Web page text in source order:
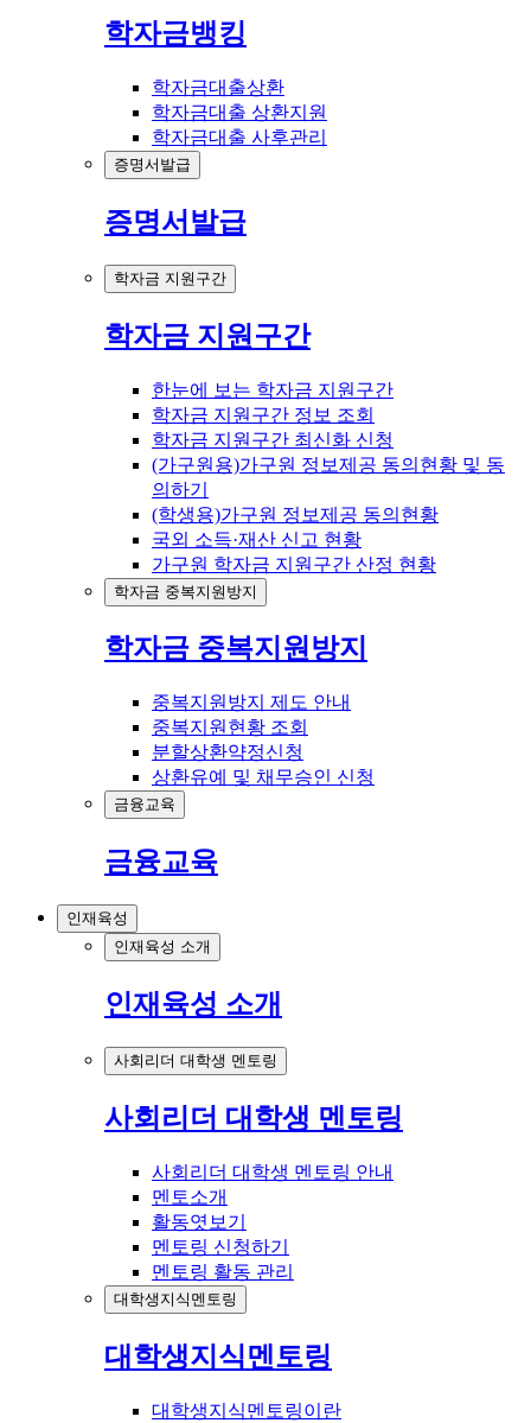
학자금뱅킹
학자금대출상환
학자금대출 상환지원
학자금대출 사후관리
증명서발급
증명서발급
학자금 지원구간
학자금 지원구간
한눈에 보는 학자금 지원구간
학자금 지원구간 정보 조회
학자금 지원구간 최신화 신청
(가구원용)가구원 정보제공 동의현황 및 동
의하기
(학생용)가구원 정보제공 동의현황
국외 소득·재산 신고 현황
가구원 학자금 지원구간 산정 현황
학자금 중복지원방지
학자금 중복지원방지
중복지원방지 제도 안내
중복지원현황 조회
분할상환약정신청
상환유예 및 채무승인 신청
금융교육
금융교육
인재육성
인재육성 소개
인재육성 소개
사회리더 대학생 멘토링
사회리더 대학생 멘토링
사회리더 대학생 멘토링 안내
멘토소개
활동엿보기
멘토링 신청하기
멘토링 활동 관리
대학생지식멘토링
대학생지식멘토링
대학생지식멘토링이란